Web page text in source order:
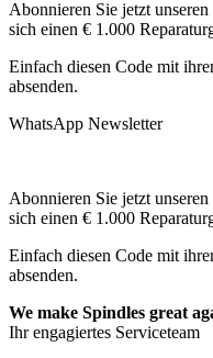
Abonnieren Sie jetzt
sich einen € 1.000
Einfach diesen Code mit
absenden.
WhatsApp Newsletter
Abonnieren Sie jetzt
sich einen € 1.000
Einfach diesen Code mit
absenden.
We make Spindles great
Ihr engagiertes Serviceteam